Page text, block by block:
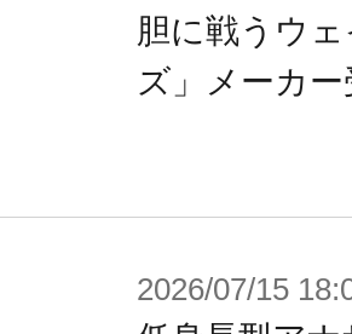
胆に戦うウ
ズ」メーカ
2026/07/15